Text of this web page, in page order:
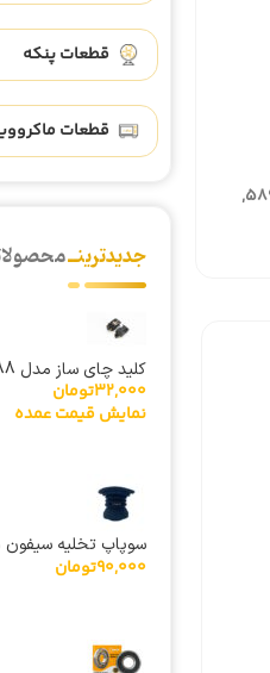
5550, 5610, 5612, 5614, 5703, 5704, 5705, 5706, 5720, 5722, 5724, 5735, 5736, 5738, 5739, 5770, 5775, 5790, 5874, 5875, 5877, 5895,
قطعات پنکه
قطعات
جدیدترینــ
کلید چای ساز مدل 888 LUHAO
32,000تومان
نمایش قیمت عمده
سوپاپ تخلیه سیفون
پاکشوما
90,000تومان